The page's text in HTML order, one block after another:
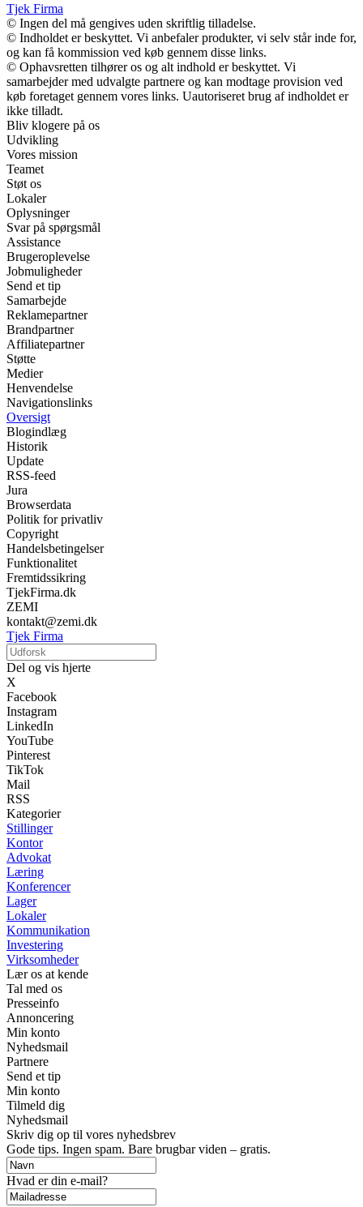
Tjek Firma
© Ingen del må gengives uden skriftlig tilladelse.
© Indholdet er beskyttet. Vi anbefaler produkter, vi selv står inde for,
og kan få kommission ved køb gennem disse links.
© Ophavsretten tilhører os og alt indhold er beskyttet. Vi
samarbejder med udvalgte partnere og kan modtage provision ved
køb foretaget gennem vores links. Uautoriseret brug af indholdet er
ikke tilladt.
Bliv klogere på os
Udvikling
Vores mission
Teamet
Støt os
Lokaler
Oplysninger
Svar på spørgsmål
Assistance
Brugeroplevelse
Jobmuligheder
Send et tip
Samarbejde
Reklamepartner
Brandpartner
Affiliatepartner
Støtte
Medier
Henvendelse
Navigationslinks
Oversigt
Blogindlæg
Historik
Update
RSS-feed
Jura
Browserdata
Politik for privatliv
Copyright
Handelsbetingelser
Funktionalitet
Fremtidssikring
TjekFirma.dk
ZEMI
kontakt@zemi.dk
Tjek Firma
Del og vis hjerte
X
Facebook
Instagram
LinkedIn
YouTube
Pinterest
TikTok
Mail
RSS
Kategorier
Stillinger
Kontor
Advokat
Læring
Konferencer
Lager
Lokaler
Kommunikation
Investering
Virksomheder
Lær os at kende
Tal med os
Presseinfo
Annoncering
Min konto
Nyhedsmail
Partnere
Send et tip
Min konto
Tilmeld dig
Nyhedsmail
Skriv dig op til vores nyhedsbrev
Gode tips. Ingen spam. Bare brugbar viden – gratis.
Hvad er din e-mail?